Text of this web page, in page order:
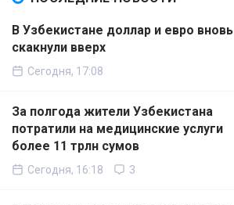
В Узбекистане доллар и евро вновь
скакнули вверх
Сегодня, 17:08
За полгода жители Узбекистана
потратили на медицинские услуги
более 11 трлн сумов
Сегодня, 16:18 3